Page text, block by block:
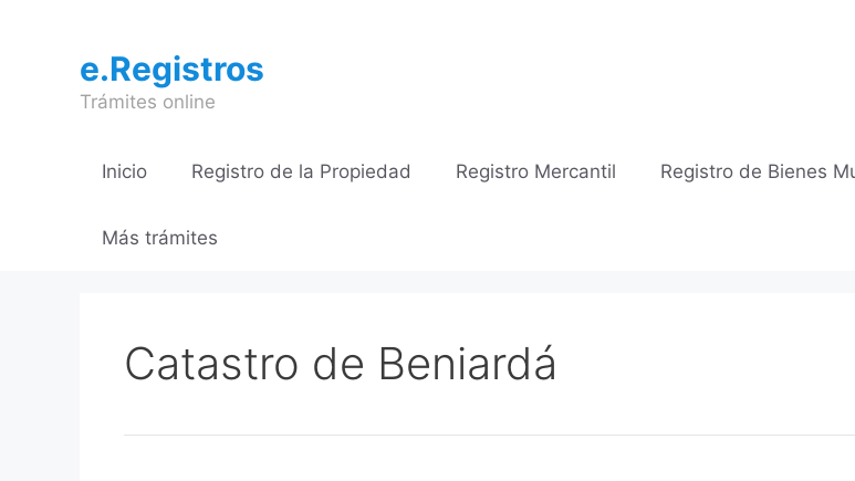
contenidoe.Registros
Trámites online
Inicio Registro de la Propiedad Registro Mercantil Registro de Bienes
Más trámites
Catastro de Beniardá